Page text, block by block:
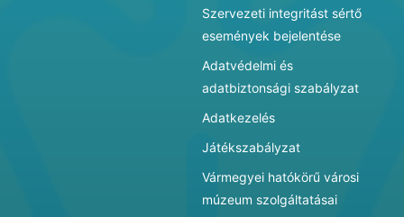
Szervezeti integritást sértő
események bejelentése
Adatvédelmi és
adatbiztonsági szabályzat
Adatkezelés
Játékszabályzat
Vármegyei hatókörű városi
múzeum szolgáltatásai